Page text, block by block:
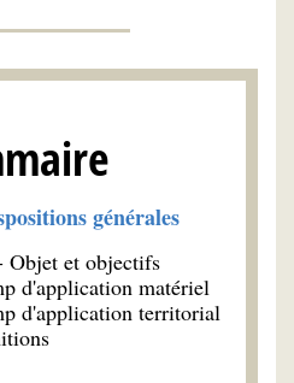
générales
Objet et objectifs
d'application matériel
d'application territorial